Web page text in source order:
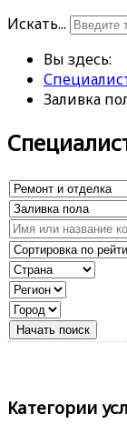
Искать...
Вы здесь:
Заливка
Категории